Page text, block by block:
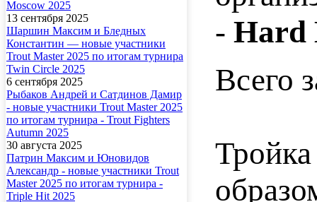
Moscow 2025
13 сентября 2025
Шаршин Максим и Бледных
Константин — новые участники
Trout Master 2025 по итогам турнира
Twin Circle 2025
6 сентября 2025
Рыбаков Андрей и Сатдинов Дамир
- новые участники Trout Master 2025
по итогам турнира - Trout Fighters
Autumn 2025
30 августа 2025
Патрин Максим и Юновидов
Александр - новые участники Trout
Master 2025 по итогам турнира -
Triple Hit 2025
- Hard
Всего